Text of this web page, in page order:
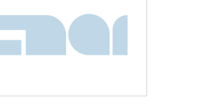
CNAI
Idiomas